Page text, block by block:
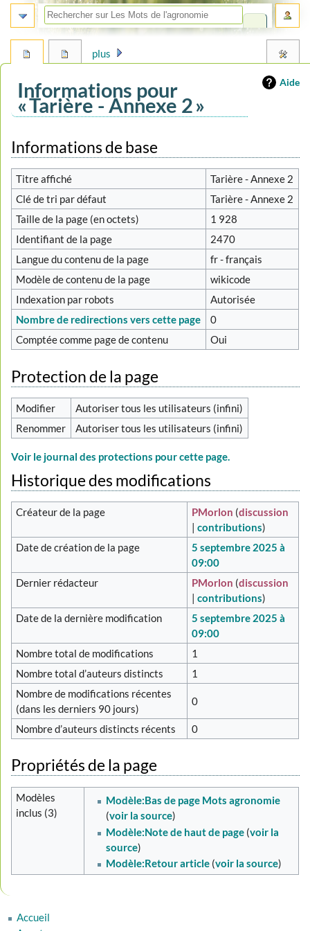
Aide
Informations pour
« Tarière - Annexe 2 »
Aller
à
la
navigation
Aller
à
la
recherche
Informations de base
Titre affiché
Tarière - Annexe 2
Clé de tri par défaut
Tarière - Annexe 2
Taille de la page (en octets)
1 928
Identifiant de la page
2470
Langue du contenu de la page
fr - français
Modèle de contenu de la page
wikicode
Indexation par robots
Autorisée
Nombre de redirections vers cette page
0
Comptée comme page de contenu
Oui
Protection de la page
Modifier
Autoriser tous les utilisateurs (infini)
Renommer
Autoriser tous les utilisateurs (infini)
Voir le journal des protections pour cette page.
Historique des modifications
Créateur de la page PMorlon (discussion
|contributions)
Date de création de la page
5 septembre 2025 à
09:00
Dernier rédacteur
PMorlon (discussion
|contributions)
Date de la dernière modification
5 septembre 2025 à
09:00
Nombre total de modifications
1
Nombre total d’auteurs distincts
1
Nombre de modifications récentes
(dans les derniers 90 jours)
0
Nombre d’auteurs distincts récents 0
Propriétés de la page
Modèles
inclus (3)
Modèle:Bas de page Mots agronomie
(voir la source)
Modèle:Note de haut de page(voir la
source)
Modèle:Retour article(voir la source)
plus
Accueil